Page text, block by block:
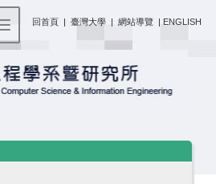
回首頁 | 臺灣大學 | 網站導覽 | ENGLISH
Toggle navigation